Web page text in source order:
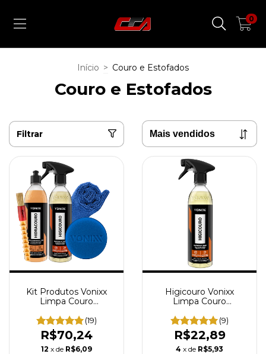
0
Início > Couro e Estofados
Couro e Estofados
Filtrar
Kit Produtos Vonixx
Limpa Couro
Hidracouro Hidratante
Couro
(19)
R$70,24
12 x de R$6,09
Higicouro Vonixx
Limpa Couro
Automotivo
Doméstico 500ml
(9)
R$22,89
4 x de R$5,93